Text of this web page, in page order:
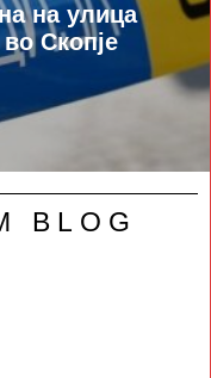
на улица
Скопје
BLOG